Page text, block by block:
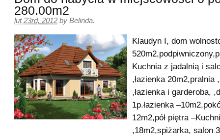
280.00m2
lut 23rd, 2012 by Belinda.
Klaudyn I, dom
Kuchnia z jadalnią i
,łazienka 20m2,pralnia
,łazienka i garderoba,
1p.łazienka
12m2,pół piętra
,18m2,spiżarka, salon